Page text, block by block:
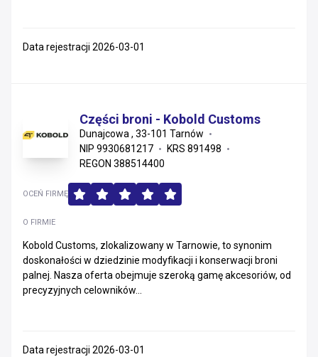
Data rejestracji 2026-03-01
Części broni - Kobold Customs
Dunajcowa , 33-101 Tarnów
NIP 9930681217
KRS 891498
REGON 388514400
O FIRMIE
Kobold Customs, zlokalizowany w Tarnowie, to synonim
doskonałości w dziedzinie modyfikacji i konserwacji broni
palnej. Nasza oferta obejmuje szeroką gamę akcesoriów, od
precyzyjnych celowników...
OCEŃ FIRMĘ
Data rejestracji 2026-03-01